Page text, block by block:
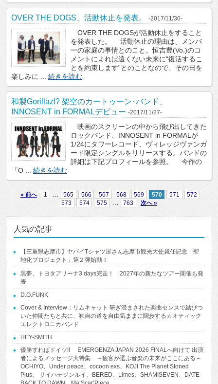
OVER THE DOGS、活動休止を発表。 -2017/11/30-
OVER THE DOGSが活動休止をすること
を発表した。 活動休止の理由は、メンバ
ーの家庭の事情とのこと。恒吉豊(Vo.)のコ
メントによれば遠くない未来に“復活するこ
とを約束します”とのことなので、その日を
楽しみに ... 続きを読む
和製Gorillaz!? 架空のカートゥーン･バンド、
INNOSENT in FORMALデビュー -2017/11/27-
映画のスクリーンの中から飛び出してきた
ロックバンド、INNOSENT in FORMALが
1/24にタワーレコード、ヴィレッジヴァンガ
ード限定シングルをリリースする。バンドの
詳細は下記プロフィールを参照。 今作の
「O ... 続きを読む
« 前へ 1 565 566 567 568 569 570 571
572
573
574 575 763 次へ »
人気の記事
【三重県志摩市】ヤバイTシャツ屋さん志摩市観光大使就任記念「聖
地化プロジェクト」第２弾始動！
黒夢、トヨタアリーナ3 days完走！ 2027年の新たなツアー開催も発
表
D.O.FUNK
Cover & Interview：リムキャット 研ぎ澄まされた楽曲センスで結びつ
いた仲間たちと共に、独自の道を自由気ままに闊歩するカオティック
エレクトロニカバンド
HEY-SMITH
優勝すればドイツ!! EMERGENZA JAPAN 2026 FINALへ向けて 出演
者によるメッセージ大特集 ～観客が選ぶ音楽の未来がここにある～
OCHIYO、Under peace、cocoon exs、KOJI The Planet Stoned
Plus、 サイハテジンルイ、BERED、Limes、SHAMISEVEN、DATE